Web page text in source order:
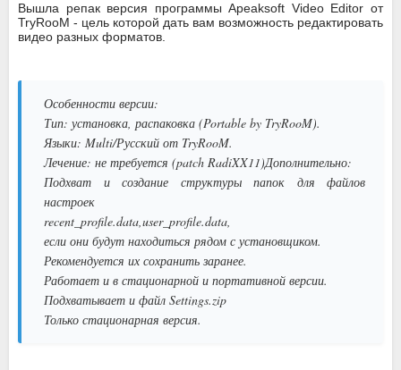
Вышла репак версия программы Apeaksoft Video Editor от
TryRooM - цель которой дать вам возможность редактировать
видео разных форматов.
Особенности версии:
Тип: установка, распаковка (Portable by TryRooM).
Языки: Multi/Русский от TryRooM.
Лечение: не требуется (patch RadiXX11)Дополнительно:
Подхват и создание структуры папок для файлов
настроек
recent_profile.data,user_profile.data,
если они будут находиться рядом с установщиком.
Рекомендуется их сохранить заранее.
Работает и в стационарной и портативной версии.
Подхватывает и файл Settings.zip
Только стационарная версия.